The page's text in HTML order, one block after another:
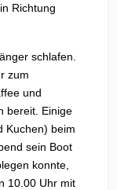
Richtung
schlafen.
zum
und
bereit. Einige
Kuchen) beim
sein Boot
konnte,
10.00 Uhr mit